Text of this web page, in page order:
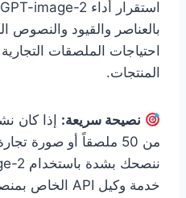
بالعناصر والقيود والنصوص
احتياجات الملصقات
المنتجات.
نصيحة سريعة: إذا كان
من 50 ملصقاً أو صورة